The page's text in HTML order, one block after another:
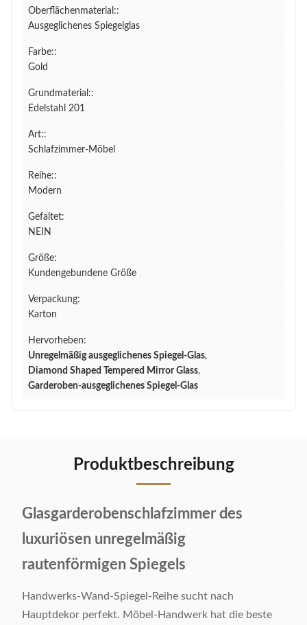
Oberflächenmaterial::
Ausgeglichenes Spiegelglas
Farbe::
Gold
Grundmaterial::
Edelstahl 201
Art::
Schlafzimmer-Möbel
Reihe::
Modern
Gefaltet:
NEIN
Größe:
Kundengebundene Größe
Verpackung:
Karton
Hervorheben:
Unregelmäßig ausgeglichenes Spiegel-Glas,
Diamond Shaped Tempered Mirror Glass,
Garderoben-ausgeglichenes Spiegel-Glas
Produktbeschreibung
Glasgarderobenschlafzimmer des
luxuriösen unregelmäßig
rautenförmigen Spiegels
Handwerks-Wand-Spiegel-Reihe sucht nach
Hauptdekor perfekt. Möbel-Handwerk hat die beste